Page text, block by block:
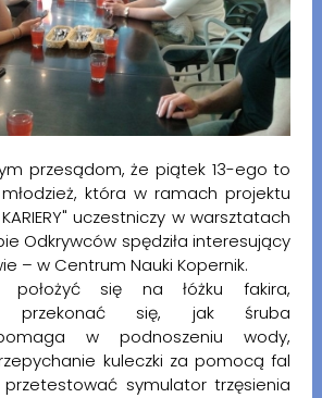
przesądom, że piątek 13-ego to
która w ramach projektu
KARIERY" uczestniczy w warsztatach
Odkrywców spędziła interesujący
– w Centrum Nauki Kopernik.
się na łóżku fakira,
przekonać się, jak śruba
w podnoszeniu wody,
kuleczki za pomocą fal
symulator trzęsienia